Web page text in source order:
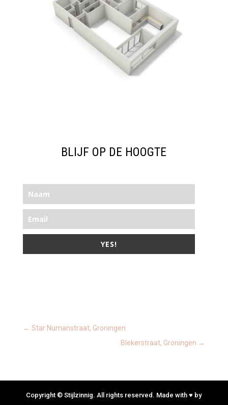
BLIJF OP DE HOOGTE
YES!
← Star Numanstraat, Groningen
Blekerstraat, Groningen →
Copyright © Stijlzinnig. All rights reserved. Made with ♥ by